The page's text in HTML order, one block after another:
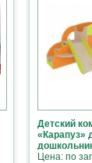
Детский
«Карапуз»
Цена: по